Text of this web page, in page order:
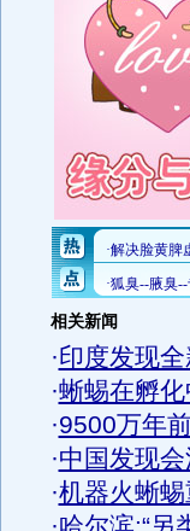
相关新闻
·印度发现全
·蜥蜴在孵化
·9500万年
·中国发现
·机器火蜥